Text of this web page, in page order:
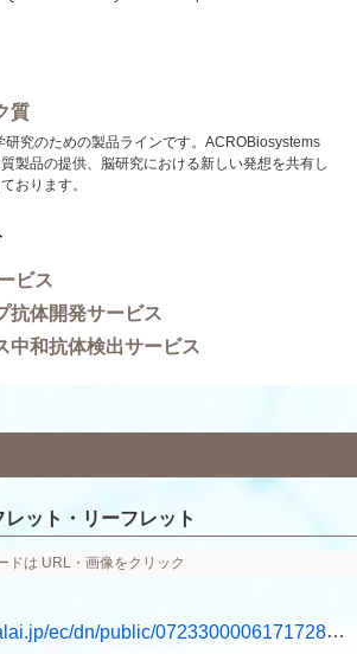
質
研究のための製品ラインです。ACROBiosystems
製品の提供、脳研究における新しい発想を共有し
おります。
ビス
抗体開発サービス
中和抗体検出サービス
ット・リーフレット
ドは URL・画像をクリック
ec/dn/public/0723300006171728.pdf